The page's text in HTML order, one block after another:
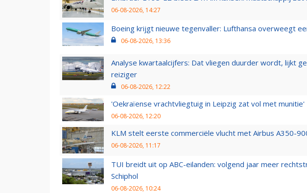
06-08-2026, 14:27
Boeing krijgt nieuwe tegenvaller: Lufthansa overweegt
06-08-2026, 13:36
Analyse kwartaalcijfers: Dat vliegen duurder wordt, lijkt
reiziger
06-08-2026, 12:22
'Oekraïense vrachtvliegtuig in Leipzig zat vol met munitie'
06-08-2026, 12:20
KLM stelt eerste commerciële vlucht met Airbus A350-
06-08-2026, 11:17
TUI breidt uit op ABC-eilanden: volgend jaar meer
Schiphol
06-08-2026, 10:24